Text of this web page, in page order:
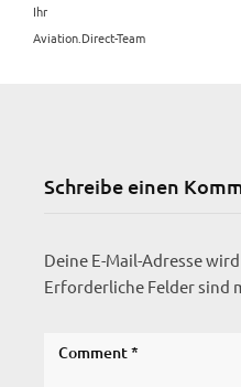
Ihr
Aviation.Direct-Team
Schreibe einen
Deine E-Mail-Adresse
Erforderliche Felder sind